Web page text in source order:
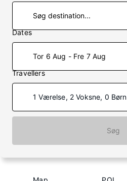
Dates
Tor 6 Aug - Fre 7 Aug
Travellers
1 Værelse, 2 Voksne, 0 Børn
Søg